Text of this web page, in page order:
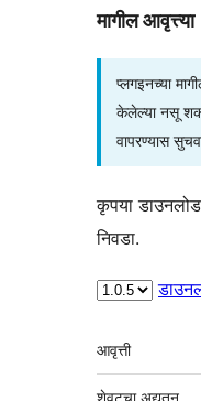
मागील आवृत्त्या
प्लगइनच्या
केलेल्या नसू
वापरण्यास
कृपया डाउनलोड
निवडा.
मेटा
आवृत्ती
शेवटचा अद्यतन